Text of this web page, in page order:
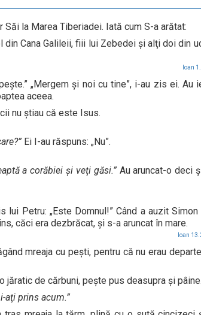
la Marea Tiberiadei. Iată cum S-a arătat:
din Cana Galileii, fiii lui Zebedei şi alţi doi din
Ioan
„Mergem şi noi cu tine”, i-au zis ei. Au
aceea.
nu ştiau că este Isus.
Ei I-au răspuns: „Nu”.
a corăbiei şi veţi găsi.”Au aruncat-o deci
Petru: „Este Domnul!” Când a auzit
căci era dezbrăcat, şi s-a aruncat în mare.
Ioan
mreaja cu peşti, pentru că nu erau
jăratic de cărbuni, peşte pus deasupra şi pâine.
aţi prins acum.”